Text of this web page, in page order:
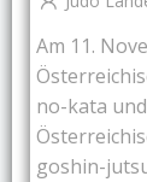
Am 11.
no-kata
goshin-